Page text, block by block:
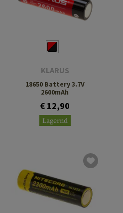
KLARUS
18650 Battery 3.7V
2600mAh
€ 12,90
Lagernd